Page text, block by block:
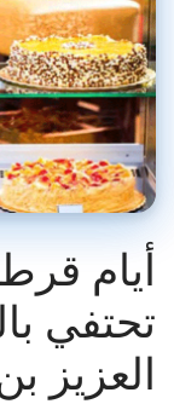
أيام
تحتفي
العزيز